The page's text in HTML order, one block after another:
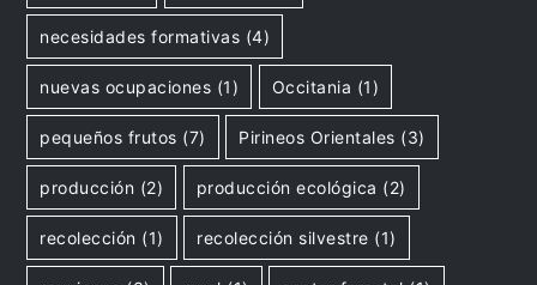
necesidades formativas (4)
nuevas ocupaciones (1) Occitania (1)
pequeños frutos (7) Pirineos Orientales (3)
producción (2) producción ecológica (2)
recolección (1) recolección silvestre (1)